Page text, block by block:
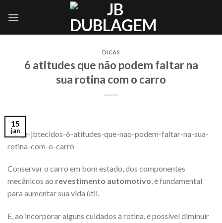
DICAS
6 atitudes que não podem faltar na
sua rotina com o carro
15
jan
Conservar o carro em bom estado, dos componentes
mecânicos ao revestimento automotivo, é fundamental
para aumentar sua vida útil.
E, ao incorporar alguns cuidados à rotina, é possível diminuir